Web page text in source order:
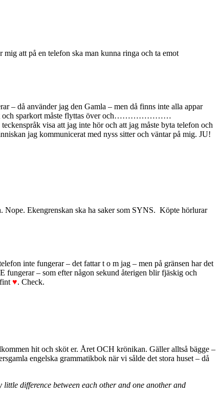
att på en telefon ska man kunna ringa och ta emot
– då använder jag den Gamla – men då finns inte alla appar
och sparkort måste flyttas över och…………………
visa att jag inte hör och att jag måste byta telefon och
jag kommunicerat med nyss sitter och väntar på mig. JU!
Nope. Ekengrenskan ska ha saker som SYNS. Köpte hörlurar
inte fungerar – det fattar t o m jag – men på gränsen har det
– som efter någon sekund återigen blir fjäskig och
♥. Check.
hit och sköt er. Året OCH krönikan. Gäller alltså bägge –
engelska grammatikbok när vi sålde det stora huset – då
difference between each other and one another and